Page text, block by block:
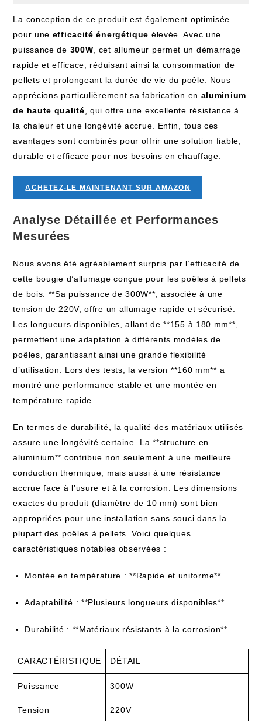
La conception de ce produit est également optimisée
pour une efficacité énergétique élevée. Avec une
puissance de 300W, cet allumeur permet un démarrage
rapide et efficace, réduisant ainsi la consommation de
pellets et prolongeant la durée de vie du poêle. Nous
apprécions particulièrement sa fabrication en aluminium
de haute qualité, qui offre une excellente résistance à
la chaleur et une longévité accrue. Enfin, tous ces
avantages sont combinés pour offrir une solution fiable,
durable et efficace pour nos besoins en chauffage.
ACHETEZ-LE MAINTENANT SUR AMAZON
Analyse Détaillée et Performances
Mesurées
Nous avons été agréablement surpris par l’efficacité de
cette bougie d’allumage conçue pour les poêles à pellets
de bois. **Sa puissance de 300W**, associée à une
tension de 220V, offre un allumage rapide et sécurisé.
Les longueurs disponibles, allant de **155 à 180 mm**,
permettent une adaptation à différents modèles de
poêles, garantissant ainsi une grande flexibilité
d’utilisation. Lors des tests, la version **160 mm** a
montré une performance stable et une montée en
température rapide.
En termes de durabilité, la qualité des matériaux utilisés
assure une longévité certaine. La **structure en
aluminium** contribue non seulement à une meilleure
conduction thermique, mais aussi à une résistance
accrue face à l’usure et à la corrosion. Les dimensions
exactes du produit (diamètre de 10 mm) sont bien
appropriées pour une installation sans souci dans la
plupart des poêles à pellets. Voici quelques
caractéristiques notables observées :
Montée en température : **Rapide et uniforme**
Adaptabilité : **Plusieurs longueurs disponibles**
Durabilité : **Matériaux résistants à la corrosion**
CARACTÉRISTIQUE DÉTAIL
Puissance 300W
Tension 220V